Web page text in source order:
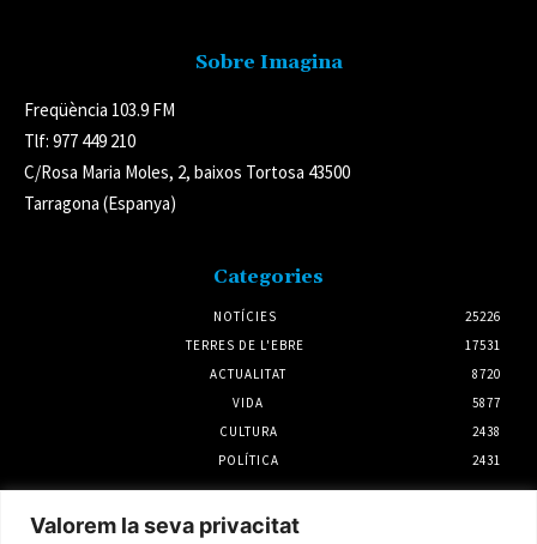
Valorem la seva privacitat
Sobre Imagina
Freqüència 103.9 FM
Tlf: 977 449 210
C/Rosa Maria Moles, 2, baixos Tortosa 43500
Tarragona (Espanya)
Categories
NOTÍCIES
25226
TERRES DE L'EBRE
17531
ACTUALITAT
8720
VIDA
5877
CULTURA
2438
POLÍTICA
2431